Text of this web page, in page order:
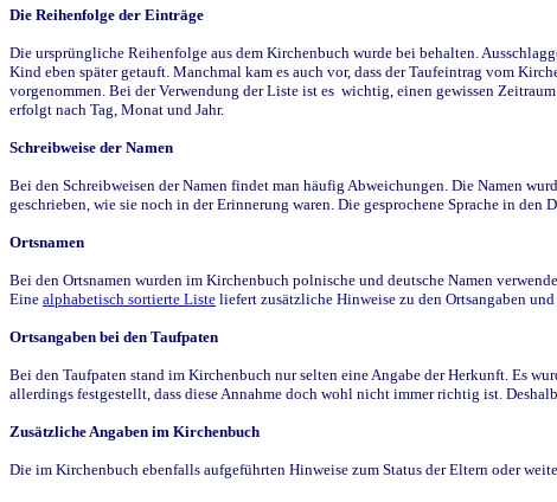
Die Reihenfolge der Einträge
Die ursprüngliche Reihenfolge aus dem Kirchenbuch wurde bei behalten.
Kind eben später getauft. Manchmal kam es auch vor, dass der Taufeintrag vom
vorgenommen. Bei der Verwendung der Liste ist es wichtig, einen gewissen
erfolgt nach Tag, Monat und Jahr.
Schreibweise der Namen
Bei den Schreibweisen der Namen findet man häufig Abweichungen. Die Namen
geschrieben, wie sie noch in der Erinnerung waren. Die gesprochene Sprache in
Ortsnamen
Bei den Ortsnamen wurden im Kirchenbuch polnische und deutsche Namen
Eine alphabetisch sortierte Liste liefert zusätzliche Hinweise zu den Ortsangaben
Ortsangaben bei den Taufpaten
Bei den Taufpaten stand im Kirchenbuch nur selten eine Angabe der Herkunft. Es
allerdings festgestellt, dass diese Annahme doch wohl nicht immer richtig ist.
Zusätzliche Angaben im Kirchenbuch
Die im Kirchenbuch ebenfalls aufgeführten Hinweise zum Status der Eltern oder